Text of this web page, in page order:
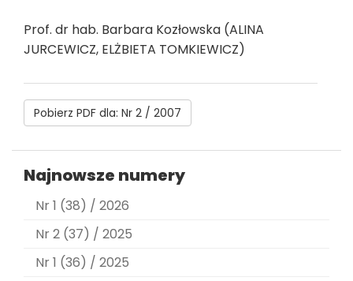
Prof. dr hab. Barbara Kozłowska (ALINA
JURCEWICZ, ELŻBIETA TOMKIEWICZ)
Pobierz PDF dla: Nr 2 / 2007
Najnowsze numery
Nr 1 (38) / 2026
Nr 2 (37) / 2025
Nr 1 (36) / 2025